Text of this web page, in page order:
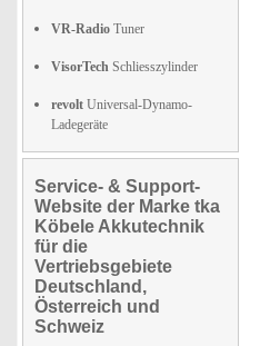
VR-Radio Tuner
VisorTech Schliesszylinder
revolt Universal-Dynamo-
Ladegeräte
Service- & Support-
Website der Marke tka
Köbele Akkutechnik
für die
Vertriebsgebiete
Deutschland,
Österreich und
Schweiz